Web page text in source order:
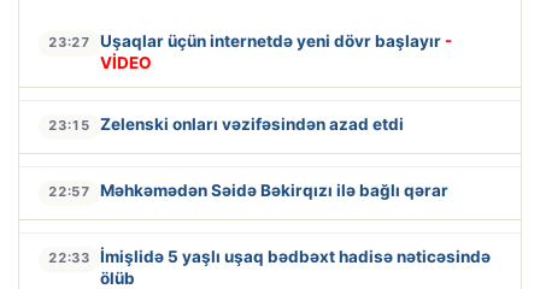
23:27 Uşaqlar üçün internetdə yeni dövr başlayır -
VİDEO
23:15 Zelenski onları vəzifəsindən azad etdi
22:57 Məhkəmədən Səidə Bəkirqızı ilə bağlı qərar
22:33
İmişlidə 5 yaşlı uşaq bədbəxt hadisə nəticəsində
ölüb